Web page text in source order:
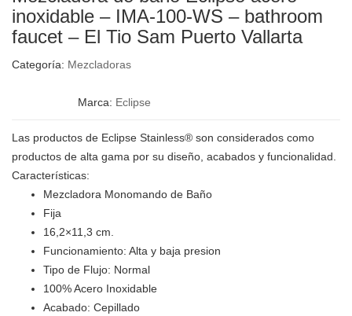
inoxidable – IMA-100-WS – bathroom
faucet – El Tio Sam Puerto Vallarta
Categoría: Mezcladoras
Marca: Eclipse
Las productos de Eclipse Stainless® son considerados como
productos de alta gama por su diseño, acabados y funcionalidad.
Características:
Mezcladora Monomando de Baño
Fija
16,2×11,3 cm.
Funcionamiento: Alta y baja presion
Tipo de Flujo: Normal
100% Acero Inoxidable
Acabado: Cepillado